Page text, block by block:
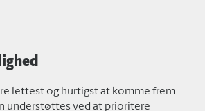
lettest og hurtigst at komme frem
understøttes ved at prioritere